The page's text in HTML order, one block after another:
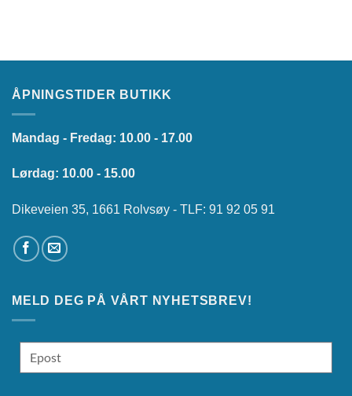
ÅPNINGSTIDER BUTIKK
Mandag - Fredag: 10.00 - 17.00
Lørdag: 10.00 - 15.00
Dikeveien 35, 1661 Rolvsøy - TLF: 91 92 05 91
MELD DEG PÅ VÅRT NYHETSBREV!